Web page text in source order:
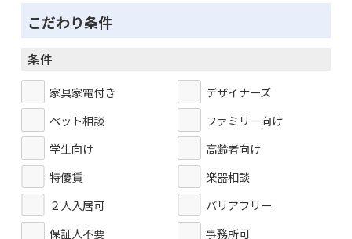
こだわり条件
条件
家具家電付き
デザイナーズ
ペット相談
ファミリー向け
学生向け
高齢者向け
特優賃
楽器相談
２人入居可
バリアフリー
保証人不要
事務所可